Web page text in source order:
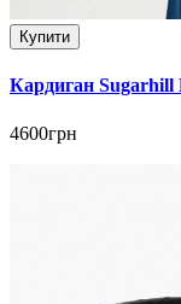
Купити
Кардиган Sugarhill
4600грн